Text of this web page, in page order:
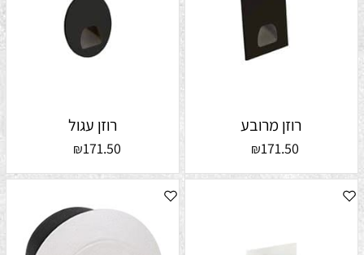
רוזן מרובע
₪171.50
רוזן עגול
₪171.50